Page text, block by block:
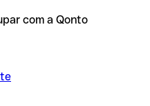
com a Qonto